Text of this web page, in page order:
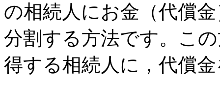
の相続人にお金（代償
分割する方法です。こ
得する相続人に，代償